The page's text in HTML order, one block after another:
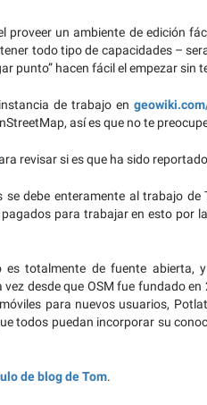
proveer un ambiente de edición
todo tipo de capacidades –
punto” hacen fácil el empezar sin
de trabajo en
así es que no te
revisar si es que ha sido
debe enteramente al trabajo de
para trabajar en esto por
es totalmente de fuente abierta,
desde que OSM fue fundado
para nuevos usuarios,
todos puedan incorporar su
de blog de Tom.